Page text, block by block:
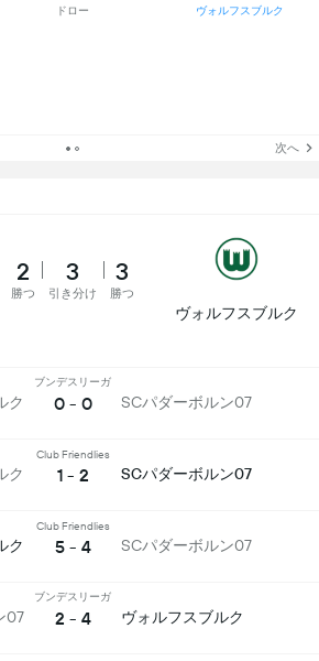
ドロー ヴォルフスブルク
次へ
2
勝つ
3
引き分け
3
勝つ
ヴォルフスブルク
ク
ブンデスリーガ
0 - 0 SCパダーボルン07
ク
Club Friendlies
1 - 2 SCパダーボルン07
ク
Club Friendlies
5 - 4 SCパダーボルン07
07
ブンデスリーガ
2 - 4 ヴォルフスブルク